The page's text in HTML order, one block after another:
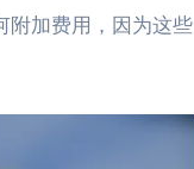
附加费用，因为这些